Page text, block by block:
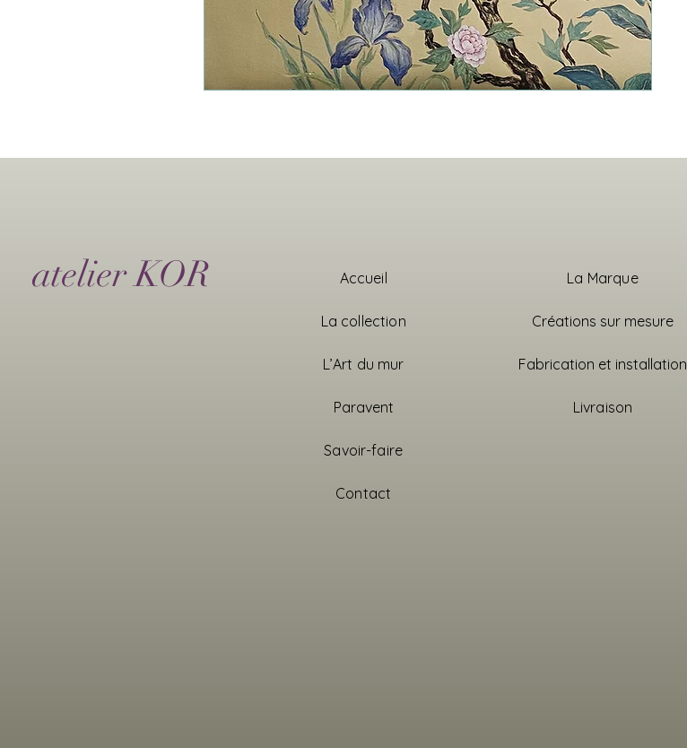
atelier KOR Accueil
La collection
L’Art du mur
Paravent
Savoir-faire
Contact
La Marque
Créations sur mesure
Fabrication et installation
Livraison